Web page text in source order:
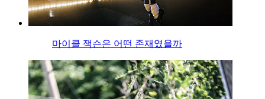
마이클 잭슨은 어떤 존재였을까